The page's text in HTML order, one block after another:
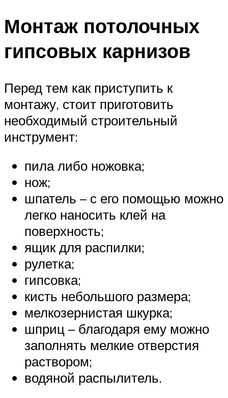
Монтаж потолочных
гипсовых карнизов
Перед тем как приступить к
монтажу, стоит приготовить
необходимый строительный
инструмент:
пила либо ножовка;
нож;
шпатель – с его помощью можно
легко наносить клей на
поверхность;
ящик для распилки;
рулетка;
гипсовка;
кисть небольшого размера;
мелкозернистая шкурка;
шприц – благодаря ему можно
заполнять мелкие отверстия
раствором;
водяной распылитель.